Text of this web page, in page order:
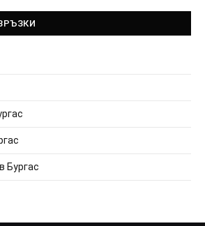
Бургас